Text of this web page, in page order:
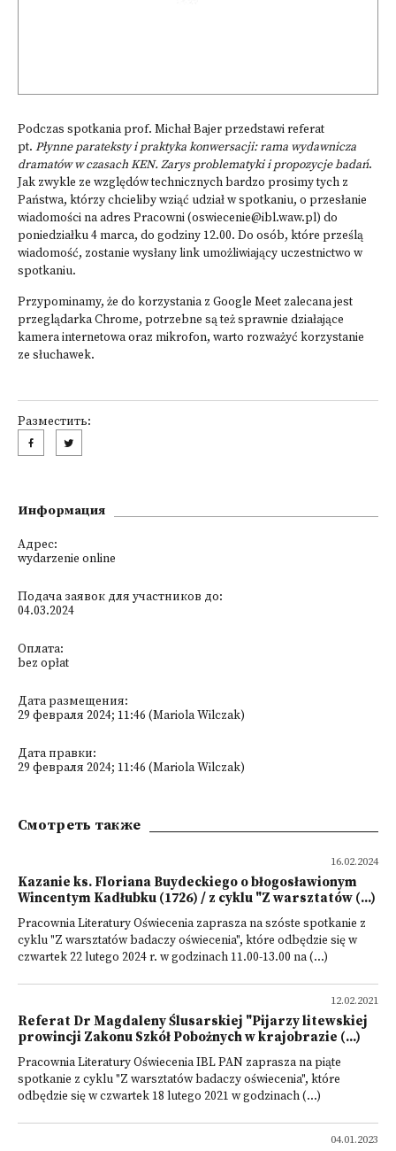
Podczas spotkania prof. Michał Bajer przedstawi referat
pt. Płynne parateksty i praktyka konwersacji: rama wydawnicza
dramatów w czasach KEN. Zarys problematyki i propozycje badań.
Jak zwykle ze względów technicznych bardzo prosimy tych z
Państwa, którzy chcieliby wziąć udział w spotkaniu, o przesłanie
wiadomości na adres Pracowni (oswiecenie@ibl.waw.pl) do
poniedziałku 4 marca, do godziny 12.00. Do osób, które prześlą
wiadomość, zostanie wysłany link umożliwiający uczestnictwo w
spotkaniu.
Przypominamy, że do korzystania z Google Meet zalecana jest
przeglądarka Chrome, potrzebne są też sprawnie działające
kamera internetowa oraz mikrofon, warto rozważyć korzystanie
ze słuchawek.
Разместить:
Информация
Адрес:
wydarzenie online
Подача заявок для участников до:
04.03.2024
Оплата:
bez opłat
Дата размещения:
29 февраля 2024; 11:46 (Mariola Wilczak)
Дата правки:
29 февраля 2024; 11:46 (Mariola Wilczak)
Смотреть также
16.02.2024
Kazanie ks. Floriana Buydeckiego o błogosławionym
Wincentym Kadłubku (1726) / z cyklu "Z warsztatów (...)
Pracownia Literatury Oświecenia zaprasza na szóste spotkanie z
cyklu "Z warsztatów badaczy oświecenia", które odbędzie się w
czwartek 22 lutego 2024 r. w godzinach 11.00-13.00 na (...)
12.02.2021
Referat Dr Magdaleny Ślusarskiej "Pijarzy litewskiej
prowincji Zakonu Szkół Pobożnych w krajobrazie (...)
Pracownia Literatury Oświecenia IBL PAN zaprasza na piąte
spotkanie z cyklu "Z warsztatów badaczy oświecenia", które
odbędzie się w czwartek 18 lutego 2021 w godzinach (...)
04.01.2023